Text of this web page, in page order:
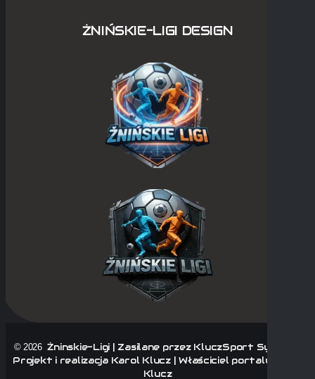
ŻNIŃSKIE-LIGI DESIGN
© 2026Żninskie-Ligi | Zasilane przez KluczSport System |
Projekt i realizacja Karol Klucz | Właściciel portalu Karol
Klucz